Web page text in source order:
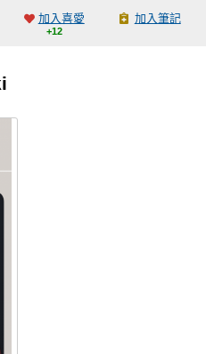
加入喜愛
+12
加入筆記